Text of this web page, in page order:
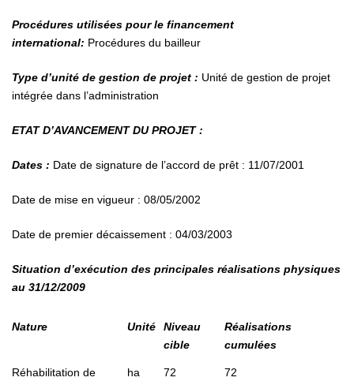
Procédures utilisées pour le financement
international: Procédures du bailleur
Type d’unité de gestion de projet : Unité de gestion de projet
intégrée dans l’administration
ETAT D’AVANCEMENT DU PROJET :
Dates : Date de signature de l’accord de prêt : 11/07/2001
Date de mise en vigueur : 08/05/2002
Date de premier décaissement : 04/03/2003
Situation d’exécution des principales réalisations physiques
au 31/12/2009
Nature Unité
Niveau
cible
Réalisations
cumulées
Réhabilitation de ha 72 72